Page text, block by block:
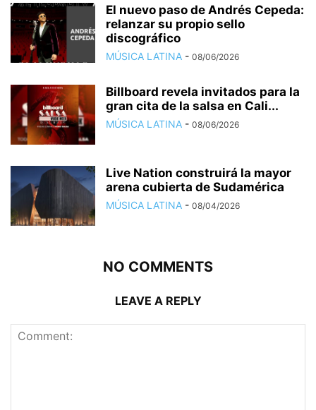
El nuevo paso de Andrés Cepeda:
relanzar su propio sello
discográfico
MÚSICA LATINA - 08/06/2026
Billboard revela invitados para la
gran cita de la salsa en Cali...
MÚSICA LATINA - 08/06/2026
Live Nation construirá la mayor
arena cubierta de Sudamérica
MÚSICA LATINA - 08/04/2026
NO COMMENTS
LEAVE A REPLY